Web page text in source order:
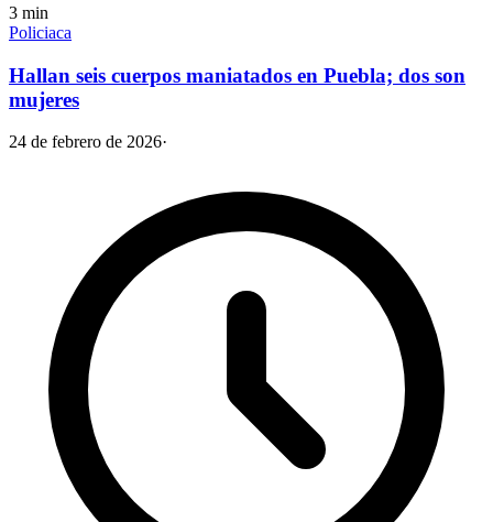
3 min
Policiaca
Hallan seis cuerpos maniatados en Puebla; dos son
mujeres
24 de febrero de 2026·